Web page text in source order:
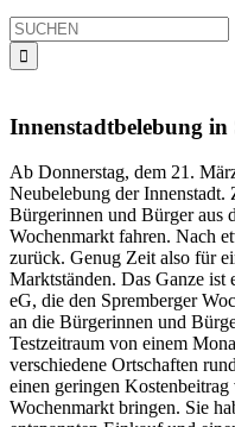
Suche
nach:
Innenstadtbelebung in
Ab Donnerstag, dem 21.
Neubelebung der
Bürgerinnen und Bürger aus
Wochenmarkt fahren. Nach
zurück. Genug Zeit also für
Marktständen. Das Ganze
eG, die den Spremberger
an die Bürgerinnen und
Testzeitraum von einem
verschiedene Ortschaften
einen geringen
Wochenmarkt bringen. Sie